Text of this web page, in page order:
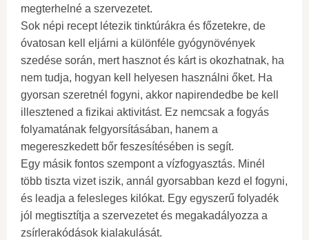
megterhelné a szervezetet.
Sok népi recept létezik tinktúrákra és főzetekre, de
óvatosan kell eljárni a különféle gyógynövények
szedése során, mert hasznot és kárt is okozhatnak, ha
nem tudja, hogyan kell helyesen használni őket. Ha
gyorsan szeretnél fogyni, akkor napirendedbe be kell
illesztened a fizikai aktivitást. Ez nemcsak a fogyás
folyamatának felgyorsításában, hanem a
megereszkedett bőr feszesítésében is segít.
Egy másik fontos szempont a vízfogyasztás. Minél
több tiszta vizet iszik, annál gyorsabban kezd el fogyni,
és leadja a felesleges kilókat. Egy egyszerű folyadék
jól megtisztítja a szervezetet és megakadályozza a
zsírlerakódások kialakulását.